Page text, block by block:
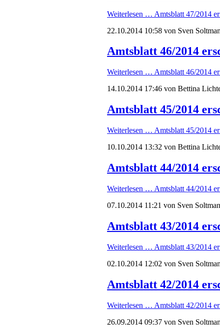
Weiterlesen … Amtsblatt 47/2014
22.10.2014 10:58 von Sven
Amtsblatt 46/2014
Weiterlesen … Amtsblatt 46/2014
14.10.2014 17:46 von Bettina
Amtsblatt 45/2014
Weiterlesen … Amtsblatt 45/2014
10.10.2014 13:32 von Bettina
Amtsblatt 44/2014
Weiterlesen … Amtsblatt 44/2014
07.10.2014 11:21 von Sven
Amtsblatt 43/2014
Weiterlesen … Amtsblatt 43/2014
02.10.2014 12:02 von Sven
Amtsblatt 42/2014
Weiterlesen … Amtsblatt 42/2014
26.09.2014 09:37 von Sven